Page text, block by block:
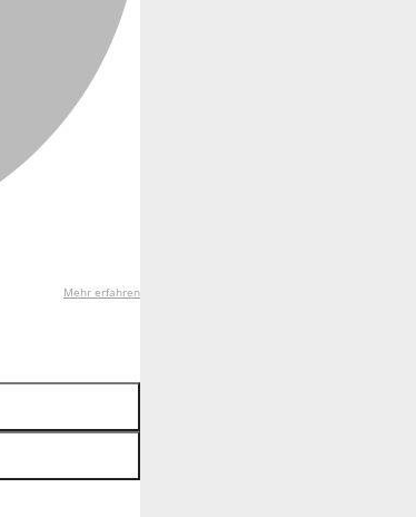
Mehr erfahren